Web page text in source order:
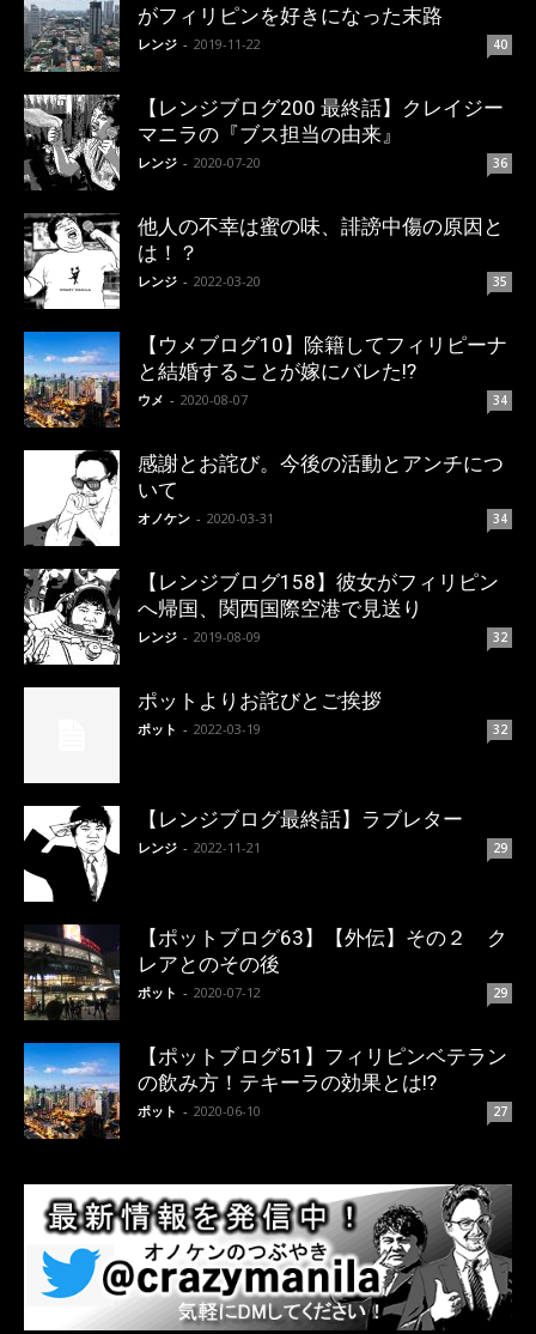
がフィリピンを好きになった末路
レンジ - 2019-11-22 40
【レンジブログ200 最終話】クレイジー
マニラの『ブス担当の由来』
レンジ - 2020-07-20 36
他人の不幸は蜜の味、誹謗中傷の原因と
は！？
レンジ - 2022-03-20 35
【ウメブログ10】除籍してフィリピーナ
と結婚することが嫁にバレた!?
ウメ - 2020-08-07 34
感謝とお詫び。今後の活動とアンチにつ
いて
オノケン - 2020-03-31 34
【レンジブログ158】彼女がフィリピン
へ帰国、関西国際空港で見送り
レンジ - 2019-08-09 32
ポットよりお詫びとご挨拶
ポット - 2022-03-19 32
【レンジブログ最終話】ラブレター
レンジ - 2022-11-21 29
【ポットブログ63】【外伝】その２ ク
レアとのその後
ポット - 2020-07-12 29
【ポットブログ51】フィリピンベテラン
の飲み方！テキーラの効果とは!?
ポット - 2020-06-10 27